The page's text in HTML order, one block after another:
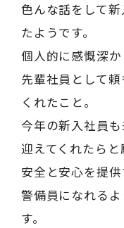
色んな話をして
たようです。
個人的に感慨深
先輩社員として
くれたこと。
今年の新入社員
迎えてくれたらと
安全と安心を提
警備員になれる
す。